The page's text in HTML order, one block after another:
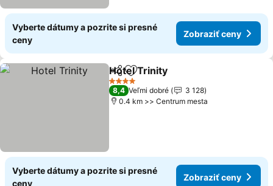
Vyberte dátumy a pozrite si presné
ceny
Zobraziť ceny
ZdieľaťPridať do obľúbených
Hotel Trinity
4 Počet hviezdičiek
8,4 Veľmi dobré
3 128
0.4 km >> Centrum mesta
Vyberte dátumy a pozrite si presné
ceny
Zobraziť ceny